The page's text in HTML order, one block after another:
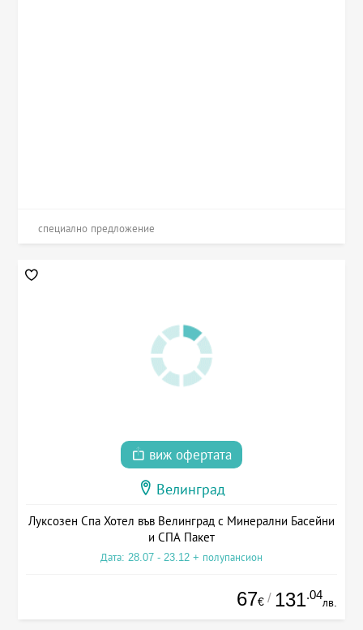
специално предложение
виж офертата
Велинград
Луксозен Спа Хотел във Велинград с Минерални Басейни
и СПА Пакет
Дата: 28.07 - 23.12 + полупансион
67€ / 131.04
лв.